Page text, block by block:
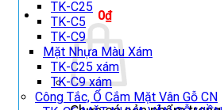
Giỏ hàng / 0₫
TK-C25
TK-C5
TK-C9
Mặt Nhựa Màu Xám
TK-C25 xám
TK-C9 xám
Công Tắc, Ổ Cắm Mặt Vân Gỗ CN